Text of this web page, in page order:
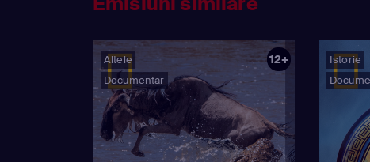
Altele
Documentar
12+
Istorie